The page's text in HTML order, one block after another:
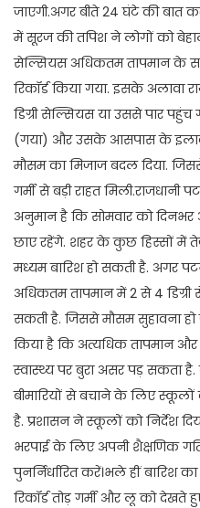
जाएगी.अगर बीते 24 घंटे की बात
में सूरज की तपिश ने लोगों को बेहाल
सेल्सियस अधिकतम तापमान के
रिकॉर्ड किया गया. इसके अलावा
डिग्री सेल्सियस या उससे पार पहुंच
(गया) और उसके आसपास के
मौसम का मिजाज बदल दिया.
गर्मी से बड़ी राहत
अनुमान है कि सोमवार को
छाए रहेंगे. शहर के कुछ हिस्सों में
मध्यम बारिश हो सकती है. अगर
अधिकतम तापमान में 2 से 4
सकती है. जिससे मौसम सुहावना
किया है कि अत्यधिक तापमान
स्वास्थ्य पर बुरा असर पड़ सकता
बीमारियों से बचाने के लिए
है. प्रशासन ने स्कूलों को निर्देश
भरपाई के लिए अपनी शैक्षणिक
पुनर्निर्धारित करें।भले हीं बारिश
रिकॉर्ड तोड़ गर्मी और लू को देखते